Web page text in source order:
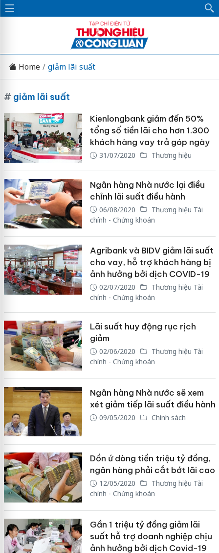
Home giảm lãi suất
# giảm lãi suất
Kienlongbank giảm đến 50%
tổng số tiền lãi cho hơn 1.300
khách hàng vay trả góp ngày
31/07/2020 Thương hiệu
Ngân hàng Nhà nước lại điều
chỉnh lãi suất điều hành
06/08/2020
Thương hiệu Tài
chính - Chứng khoán
Agribank và BIDV giảm lãi suất
cho vay, hỗ trợ khách hàng bị
ảnh hưởng bởi dịch COVID-19
02/07/2020
Thương hiệu Tài
chính - Chứng khoán
Lãi suất huy động rục rịch
giảm
02/06/2020
Thương hiệu Tài
chính - Chứng khoán
Ngân hàng Nhà nước sẽ xem
xét giảm tiếp lãi suất điều hành
09/05/2020 Chính sách
Dồn ứ dòng tiền triệu tỷ đồng,
ngân hàng phải cắt bớt lãi cao
12/05/2020
Thương hiệu Tài
chính - Chứng khoán
Gần 1 triệu tỷ đồng giảm lãi
suất hỗ trợ doanh nghiệp chịu
ảnh hưởng bởi dịch Covid-19